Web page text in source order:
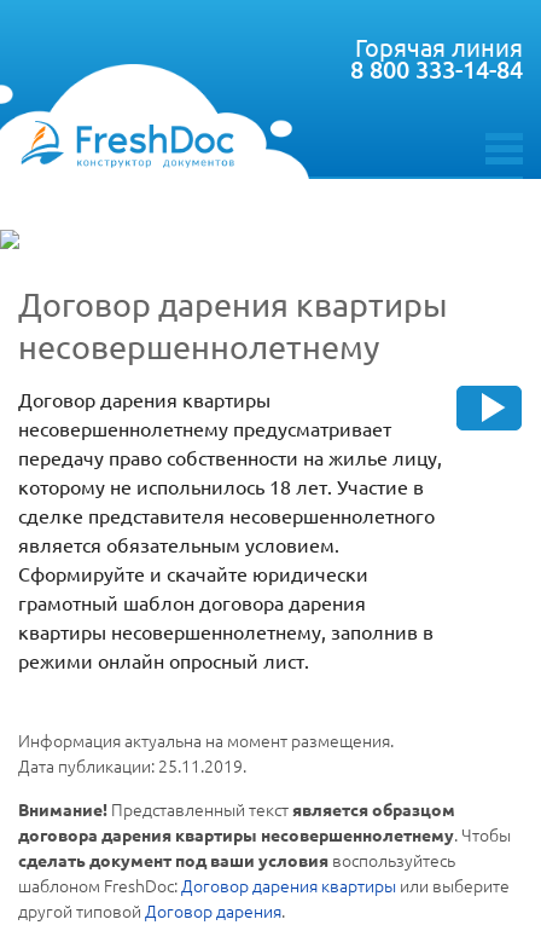
toggle
Горячая линия
8 800 333-14-84
Договор дарения квартиры
несовершеннолетнему
Договор дарения квартиры
несовершеннолетнему предусматривает
передачу право собственности на жилье лицу,
которому не испольнилось 18 лет. Участие в
сделке представителя несовершеннолетного
является обязательным условием.
Сформируйте и скачайте юридически
грамотный шаблон договора дарения
квартиры несовершеннолетнему, заполнив в
режими онлайн опросный лист.
Информация актуальна на момент размещения.
Дата публикации: 25.11.2019.
Внимание! Представленный текстявляется образцом
договора дарения квартиры несовершеннолетнему. Чтобы
сделать документ под ваши условия воспользуйтесь
шаблоном FreshDoc:Договор дарения квартиры или выберите
другой типовой Договор дарения.